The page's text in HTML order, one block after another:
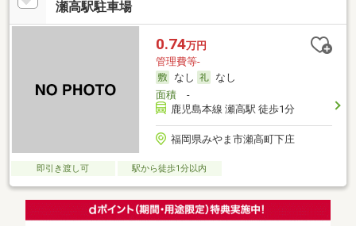
瀬高駅駐車場
0.74万円
管理費等-
なし
なし
面積-
鹿児島本線 瀬高駅 徒歩1分
福岡県みやま市瀬高町下庄
即引き渡し可 駅から徒歩1分以内